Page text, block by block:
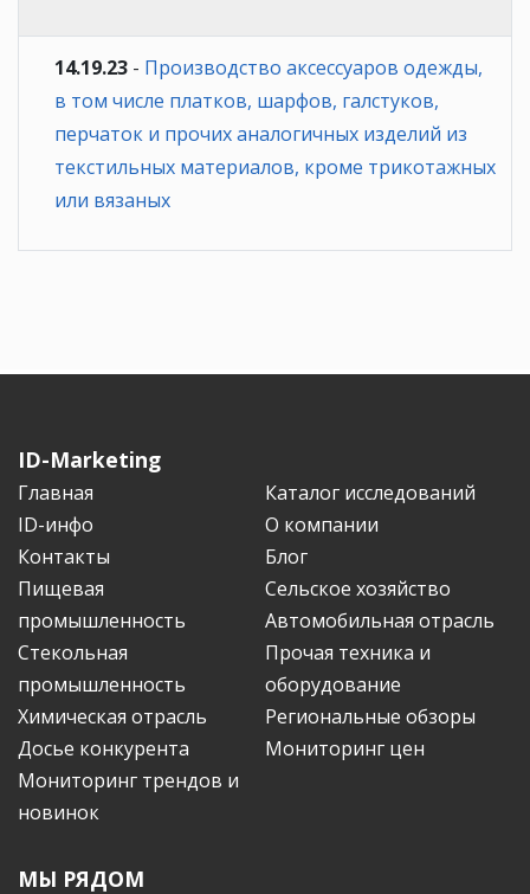
14.19.23 - Производство аксессуаров одежды,
в том числе платков, шарфов, галстуков,
перчаток и прочих аналогичных изделий из
текстильных материалов, кроме трикотажных
или вязаных
ID-Marketing
Главная
Каталог исследований
ID-инфо
О компании
Контакты
Блог
Пищевая
промышленность
Сельское хозяйство
Автомобильная отрасль
Стекольная
промышленность
Прочая техника и
оборудование
Химическая отрасль
Региональные обзоры
Досье конкурента
Мониторинг цен
Мониторинг трендов и
новинок
МЫ РЯДОМ